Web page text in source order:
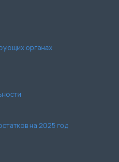
органах
на 2025 год